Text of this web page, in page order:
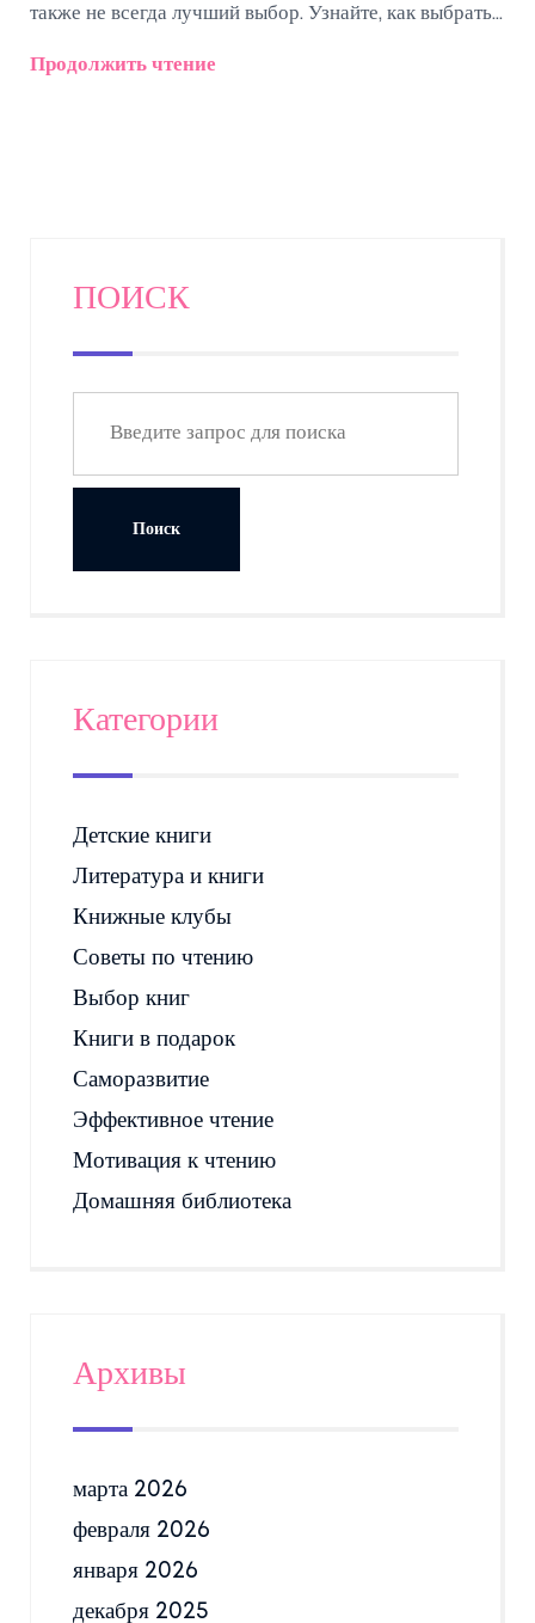
также не всегда лучший выбор. Узнайте, как выбрать
Продолжить чтение
ПОИСК
Категории
Детские книги
Литература и книги
Книжные клубы
Советы по чтению
Выбор книг
Книги в подарок
Саморазвитие
Эффективное чтение
Мотивация к чтению
Домашняя библиотека
Архивы
марта 2026
февраля 2026
января 2026
декабря 2025